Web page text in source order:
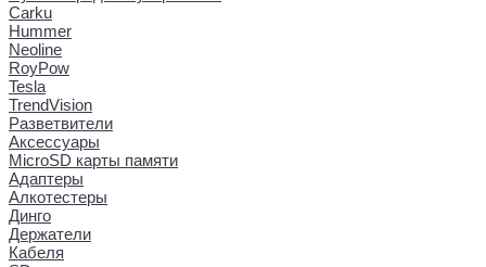
Carku
Hummer
Neoline
RoyPow
Tesla
TrendVision
Разветвители
Аксессуары
MicroSD карты памяти
Адаптеры
Алкотестеры
Динго
Держатели
Кабеля